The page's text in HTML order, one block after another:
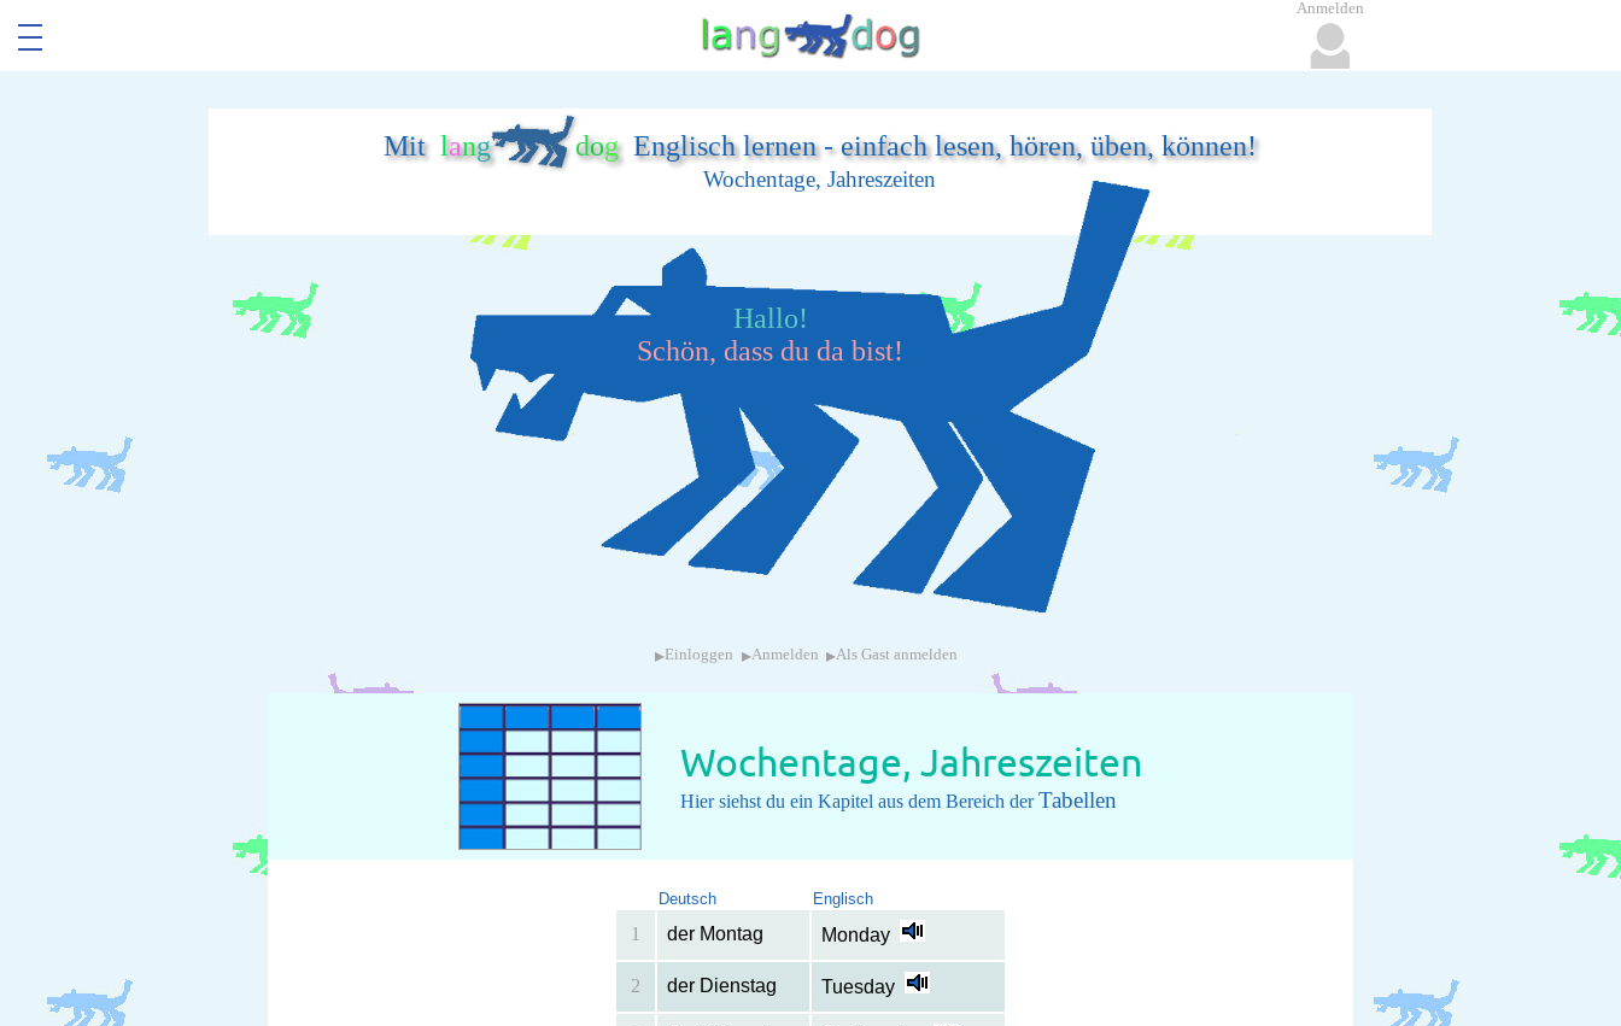
Mit lang dogEnglisch lernen - einfach lesen, hören, üben, können!
Wochentage, Jahreszeiten
Hallo!
Schön, dass du da bist!
▸ Einloggen ▸Anmelden ▸Als Gast anmelden
Wochentage, Jahreszeiten
Hier siehst du ein Kapitel aus dem Bereich derTabellen
Deutsch Englisch
1 der Montag Monday
2 der Dienstag Tuesday
Anmelden